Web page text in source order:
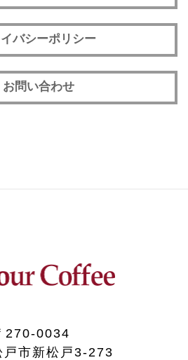
バシーポリシー
お問い合わせ
270-0034
戸市新松戸3-273